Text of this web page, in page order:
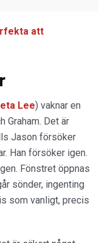
att
Lee) vaknar en
Graham. Det är
Jason försöker
Han försöker igen.
Fönstret öppnas
sönder, ingenting
som vanligt, precis